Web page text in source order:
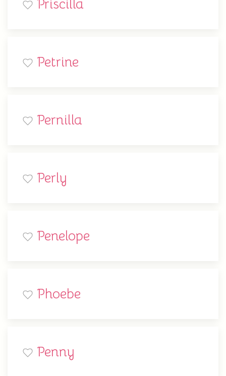
Priscilla
Petrine
Pernilla
Perly
Penelope
Phoebe
Penny